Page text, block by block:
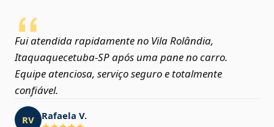
Fui atendida rapidamente no Vila Rolândia,
Itaquaquecetuba‑SP após uma pane no carro.
Equipe atenciosa, serviço seguro e totalmente
confiável.
RV Rafaela V.